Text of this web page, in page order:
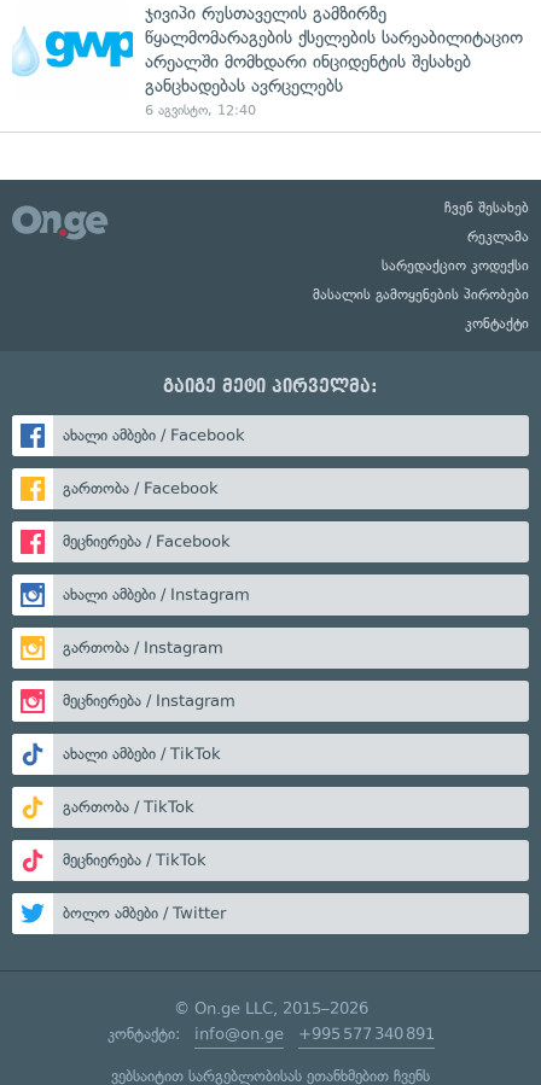
ჯივიპი რუსთაველის გამზირზე
წყალმომარაგების ქსელების სარეაბილიტაციო
არეალში მომხდარი ინციდენტის შესახებ
განცხადებას ავრცელებს
6 აგვისტო, 12:40
ჩვენ შესახებ
რეკლამა
სარედაქციო კოდექსი
მასალის გამოყენების პირობები
კონტაქტი
გაიგე მეტი პირველმა:
ახალი ამბები / Facebook
გართობა / Facebook
მეცნიერება / Facebook
ახალი ამბები / Instagram
გართობა / Instagram
მეცნიერება / Instagram
ახალი ამბები / TikTok
გართობა / TikTok
მეცნიერება / TikTok
ბოლო ამბები / Twitter
© On.ge LLC, 2015–2026
კონტაქტი: info@on.ge +995 577 340 891
ვებსაიტით სარგებლობისას ეთანხმებით ჩვენს